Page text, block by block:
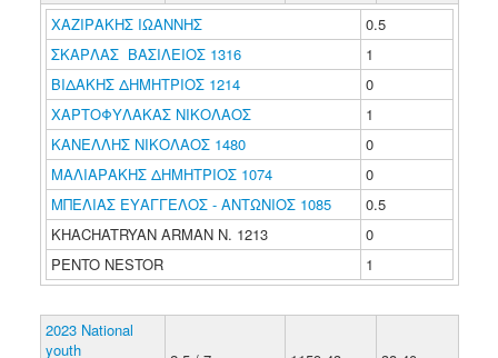
ΧΑΖΙΡΑΚΗΣ ΙΩΑΝΝΗΣ
0.5
ΣΚΑΡΛΑΣ ΒΑΣΙΛΕΙΟΣ 1316
1
ΒΙΔΑΚΗΣ ΔΗΜΗΤΡΙΟΣ 1214
0
ΧΑΡΤΟΦΥΛΑΚΑΣ ΝΙΚΟΛΑΟΣ
1
ΚΑΝΕΛΛΗΣ ΝΙΚΟΛΑΟΣ 1480
0
ΜΑΛΙΑΡΑΚΗΣ ΔΗΜΗΤΡΙΟΣ 1074
0
ΜΠΕΛΙΑΣ ΕΥΑΓΓΕΛΟΣ - ΑΝΤΩΝΙΟΣ 1085
0.5
KHACHATRYAN ARMAN N. 1213
0
PENTO NESTOR
1
2023 National
youth